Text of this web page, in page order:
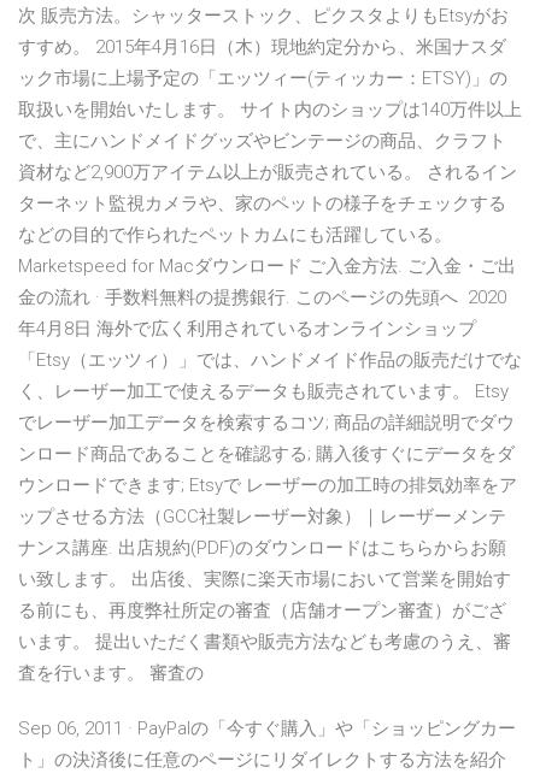
次 販売方法。シャッターストック、ピクスタよりもEtsyがお
すすめ。 2015年4月16日（木）現地約定分から、米国ナスダ
ック市場に上場予定の「エッツィー(ティッカー：ETSY)」の
取扱いを開始いたします。 サイト内のショップは140万件以上
で、主にハンドメイドグッズやビンテージの商品、クラフト
資材など2,900万アイテム以上が販売されている。 されるイン
ターネット監視カメラや、家のペットの様子をチェックする
などの目的で作られたペットカムにも活躍している。
Marketspeed for Macダウンロード ご入金方法. ご入金・ご出
金の流れ · 手数料無料の提携銀行. このページの先頭へ 2020
年4月8日 海外で広く利用されているオンラインショップ
「Etsy（エッツィ）」では、ハンドメイド作品の販売だけでな
く、レーザー加工で使えるデータも販売されています。 Etsy
でレーザー加工データを検索するコツ; 商品の詳細説明でダウ
ンロード商品であることを確認する; 購入後すぐにデータをダ
ウンロードできます; Etsyで レーザーの加工時の排気効率をア
ップさせる方法（GCC社製レーザー対象）｜レーザーメンテ
ナンス講座. 出店規約(PDF)のダウンロードはこちらからお願
い致します。 出店後、実際に楽天市場において営業を開始す
る前にも、再度弊社所定の審査（店舗オープン審査）がござ
います。 提出いただく書類や販売方法なども考慮のうえ、審
査を行います。 審査の
Sep 06, 2011 · PayPalの「今すぐ購入」や「ショッピングカー
ト」の決済後に任意のページにリダイレクトする方法を紹介